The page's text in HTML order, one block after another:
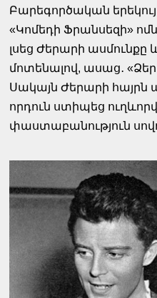
Բարեգործական
«Կոմեդի Ֆրանսեզի»
լսեց Ժերարի ասմունքը
մոտենալով, ասաց․ «Ձեր
Սակայն Ժերարի հայրն
որդուն ստիպեց
փաստաբանություն